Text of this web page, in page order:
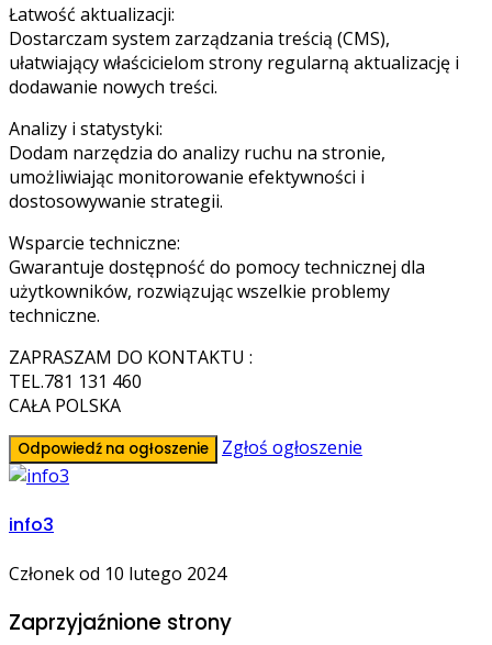
Łatwość aktualizacji:
Dostarczam system zarządzania treścią (CMS),
ułatwiający właścicielom strony regularną aktualizację i
dodawanie nowych treści.
Analizy i statystyki:
Dodam narzędzia do analizy ruchu na stronie,
umożliwiając monitorowanie efektywności i
dostosowywanie strategii.
Wsparcie techniczne:
Gwarantuje dostępność do pomocy technicznej dla
użytkowników, rozwiązując wszelkie problemy
techniczne.
ZAPRASZAM DO KONTAKTU :
TEL.781 131 460
CAŁA POLSKA
Odpowiedź na ogłoszenie Zgłoś ogłoszenie
info3
Członek od 10 lutego 2024
Zaprzyjaźnione strony